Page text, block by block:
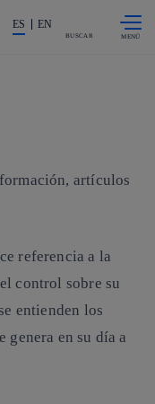
en accionistas e
ES EN
BUSCAR
artículos
referencia a la
control sobre su
entienden los
genera en su día a